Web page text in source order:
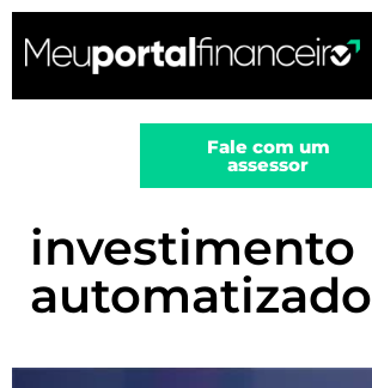
Fale com um
assessor
investimento
automatizado